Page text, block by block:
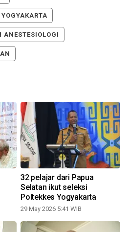
ANESTESIOLOGI
32 pelajar dari Papua
Selatan ikut seleksi
Poltekkes Yogyakarta
29 May 2026 5:41 WIB